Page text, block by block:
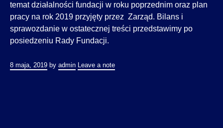
temat działalności fundacji w roku poprzednim oraz plan
pracy na rok 2019 przyjęty przez Zarząd. Bilans i
sprawozdanie w ostatecznej treści przedstawimy po
posiedzeniu Rady Fundacji.
8 maja, 2019 by admin Leave a note